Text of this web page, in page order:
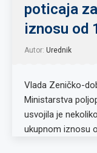
poticaja
iznosu od
Autor: Urednik
Vlada Zeničko-
Ministarstva
usvojila je
ukupnom iznosu